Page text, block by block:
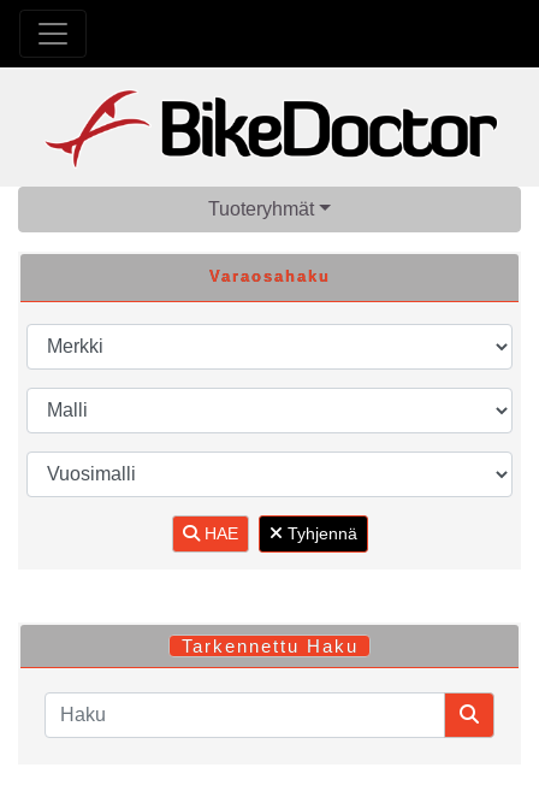
Tuoteryhmät
Varaosahaku
HAE Tyhjennä
Tarkennettu Haku